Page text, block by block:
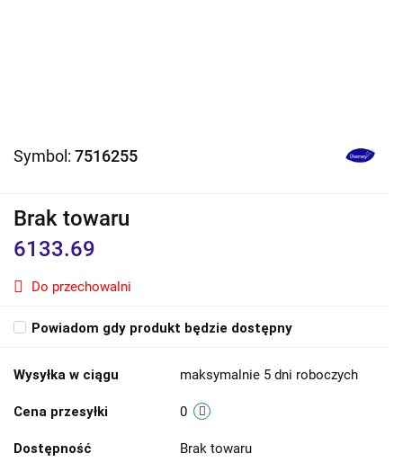
Symbol: 7516255
Brak towaru
6133.69
Do przechowalni
Powiadom gdy produkt będzie dostępny
Wysyłka w ciągu maksymalnie 5 dni roboczych
Cena przesyłki 0
Dostępność Brak towaru